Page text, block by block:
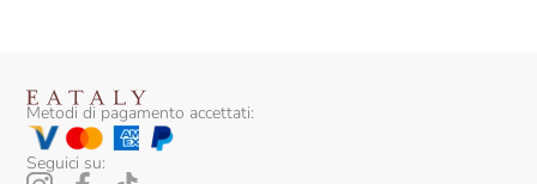
Metodi di pagamento accettati:
Seguici su: